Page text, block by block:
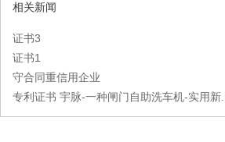
相关新闻
证书3
证书1
守合同重信用企业
专利证书 宇脉-一种闸门自助洗车机-实用新...